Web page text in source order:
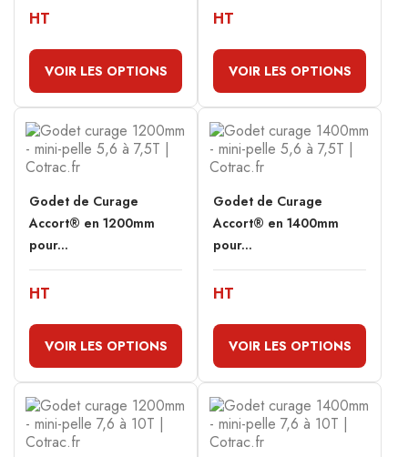
HT
VOIR LES OPTIONS
HT
VOIR LES OPTIONS
Godet de Curage
Accort® en 1200mm
pour...
HT
VOIR LES OPTIONS
Godet de Curage
Accort® en 1400mm
pour...
HT
VOIR LES OPTIONS